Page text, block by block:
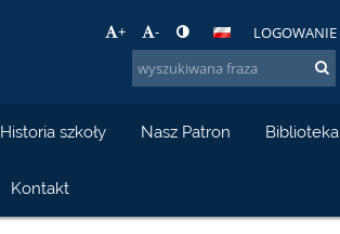
+ - LOGOWANIE
Historia szkoły Nasz Patron Biblioteka
Kontakt